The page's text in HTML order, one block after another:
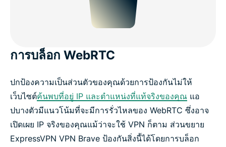
การบล็อก WebRTC
ปกป้องความเป็นส่วนตัวของคุณด้วยการป้องกันไม่ให้
เว็บไซต์ค้นพบที่อยู่ IP และตำแหน่งที่แท้จริงของคุณ แอ
ปบางตัวมีแนวโน้มที่จะมีการรั่วไหลของ WebRTC ซึ่งอาจ
เปิดเผย IP จริงของคุณแม้ว่าจะใช้ VPN ก็ตาม ส่วนขยาย
ExpressVPN VPN Brave ป้องกันสิ่งนี้ได้โดยการบล็อก